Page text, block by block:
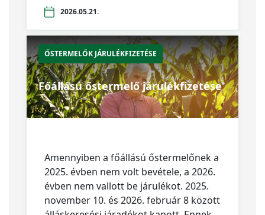
2026.05.21.
ŐSTERMELŐK JÁRULÉKFIZETÉSE
Főállású őstermelő járulékfizetése
Amennyiben a főállású őstermelőnek a
2025. évben nem volt bevétele, a 2026.
évben nem vallott be járulékot. 2025.
november 10. és 2026. február 8 között